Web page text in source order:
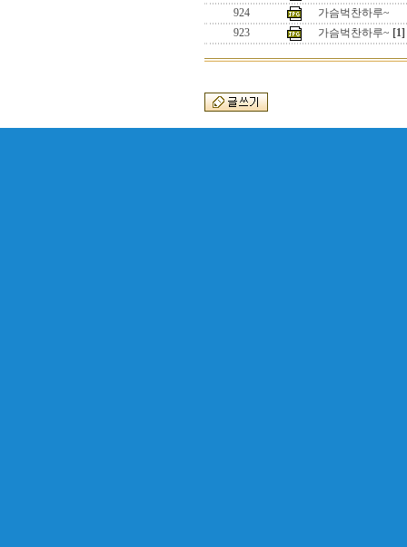
924
가슴벅찬하루~
923
가슴벅찬하루~ [1]